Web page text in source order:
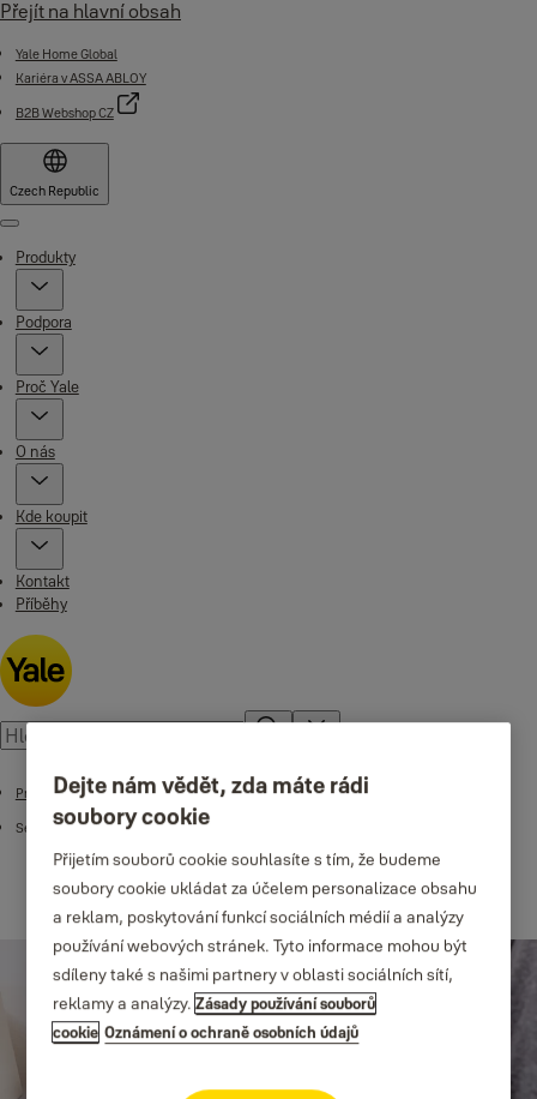
Přejít na hlavní obsah
Yale Home Global
Kariéra v ASSA ABLOY
B2B Webshop CZ
Czech Republic
Menu
Produkty
Podpora
Proč Yale
O nás
Kde koupit
Kontakt
Příběhy
Produkty
Sejfy
Dejte nám vědět, zda máte rádi
soubory cookie
Přijetím souborů cookie souhlasíte s tím, že budeme
soubory cookie ukládat za účelem personalizace obsahu
a reklam, poskytování funkcí sociálních médií a analýzy
používání webových stránek. Tyto informace mohou být
sdíleny také s našimi partnery v oblasti sociálních sítí,
reklamy a analýzy.Zásady používání souborů
cookie Oznámení o ochraně osobních údajů